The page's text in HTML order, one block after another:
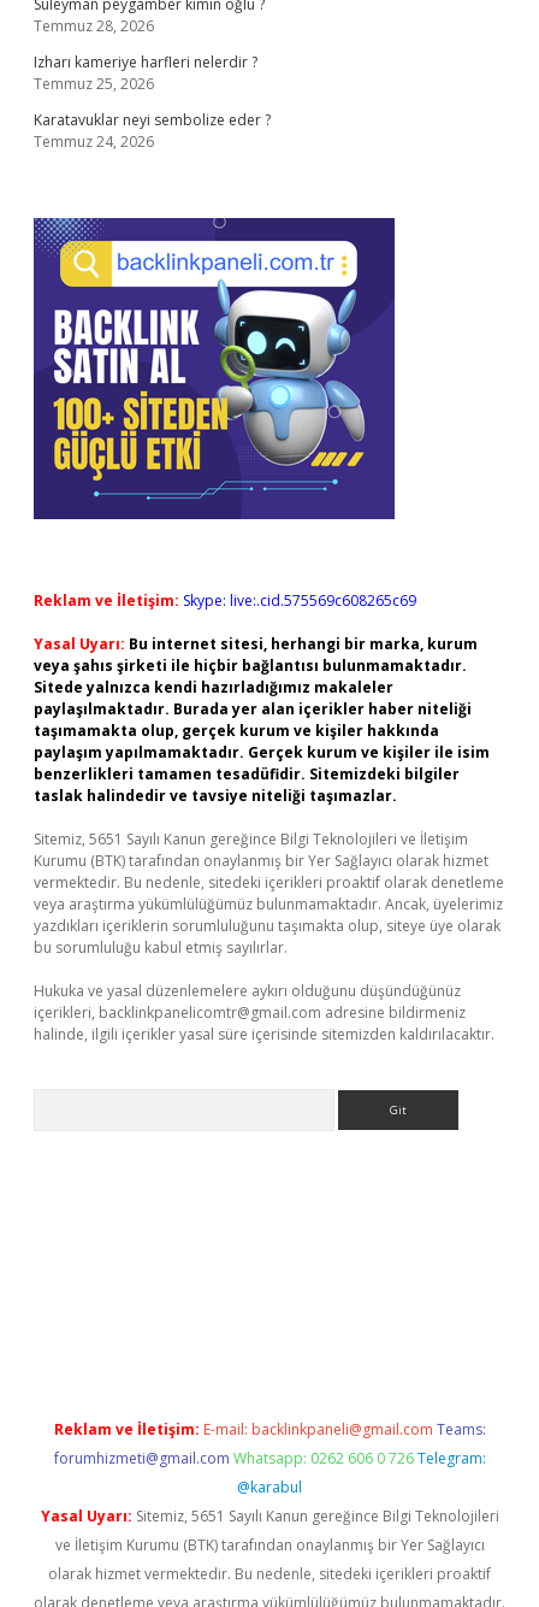
Süleyman peygamber kimin oğlu ?
Temmuz 28, 2026
Izharı kameriye harfleri nelerdir ?
Temmuz 25, 2026
Karatavuklar neyi sembolize eder ?
Temmuz 24, 2026
Reklam ve İletişim: Skype: live:.cid.575569c608265c69
Yasal Uyarı: Bu internet sitesi, herhangi bir marka, kurum
veya şahıs şirketi ile hiçbir bağlantısı bulunmamaktadır.
Sitede yalnızca kendi hazırladığımız makaleler
paylaşılmaktadır. Burada yer alan içerikler haber niteliği
taşımamakta olup, gerçek kurum ve kişiler hakkında
paylaşım yapılmamaktadır. Gerçek kurum ve kişiler ile isim
benzerlikleri tamamen tesadüfidir. Sitemizdeki bilgiler
taslak halindedir ve tavsiye niteliği taşımazlar.
Sitemiz, 5651 Sayılı Kanun gereğince Bilgi Teknolojileri ve İletişim
Kurumu (BTK) tarafından onaylanmış bir Yer Sağlayıcı olarak hizmet
vermektedir. Bu nedenle, sitedeki içerikleri proaktif olarak denetleme
veya araştırma yükümlülüğümüz bulunmamaktadır. Ancak, üyelerimiz
yazdıkları içeriklerin sorumluluğunu taşımakta olup, siteye üye olarak
bu sorumluluğu kabul etmiş sayılırlar.
Hukuka ve yasal düzenlemelere aykırı olduğunu düşündüğünüz
içerikleri, backlinkpanelicomtr@gmail.com adresine bildirmeniz
halinde, ilgili içerikler yasal süre içerisinde sitemizden kaldırılacaktır.
Reklam ve İletişim: E-mail: backlinkpaneli@gmail.com Teams:
forumhizmeti@gmail.com Whatsapp: 0262 606 0 726 Telegram:
@karabul
Yasal Uyarı: Sitemiz, 5651 Sayılı Kanun gereğince Bilgi Teknolojileri
ve İletişim Kurumu (BTK) tarafından onaylanmış bir Yer Sağlayıcı
olarak hizmet vermektedir. Bu nedenle, sitedeki içerikleri proaktif
olarak denetleme veya araştırma yükümlülüğümüz bulunmamaktadır.